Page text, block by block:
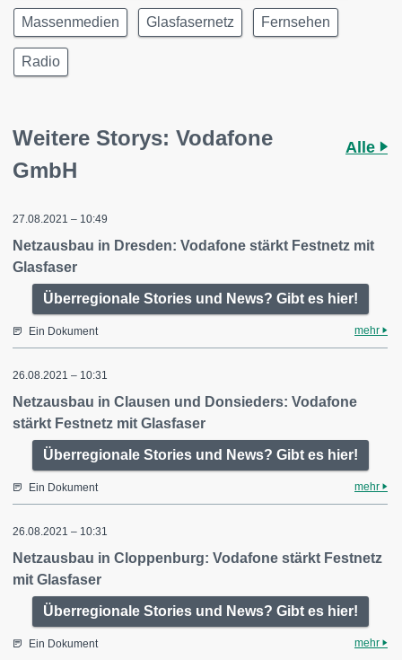
Massenmedien Glasfasernetz Fernsehen
Radio
Weitere Storys: Vodafone
GmbH
Alle
27.08.2021 – 10:49
Netzausbau in Dresden: Vodafone stärkt Festnetz mit
Glasfaser
Überregionale Stories und News? Gibt es hier!
Ein Dokument mehr
26.08.2021 – 10:31
Netzausbau in Clausen und Donsieders: Vodafone
stärkt Festnetz mit Glasfaser
Überregionale Stories und News? Gibt es hier!
Ein Dokument mehr
26.08.2021 – 10:31
Netzausbau in Cloppenburg: Vodafone stärkt Festnetz
mit Glasfaser
Überregionale Stories und News? Gibt es hier!
Ein Dokument mehr